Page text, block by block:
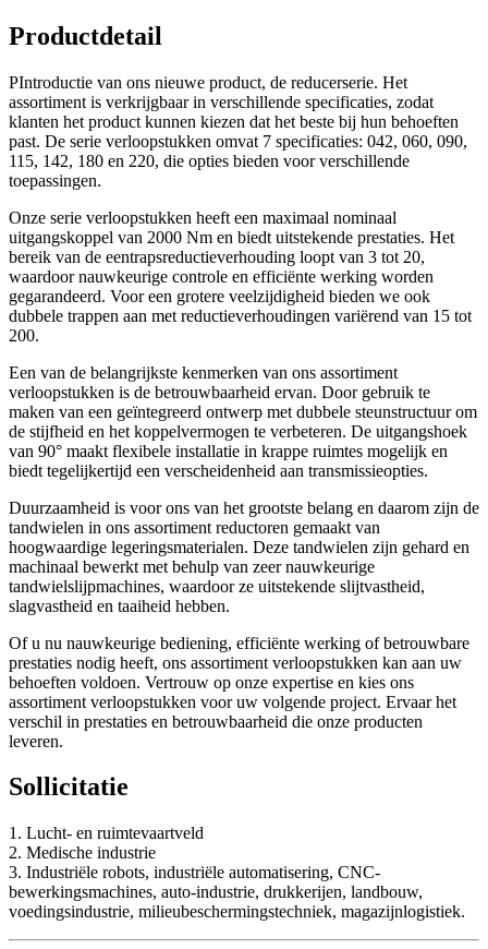
Productdetail
PIntroductie van ons nieuwe product, de reducerserie. Het
assortiment is verkrijgbaar in verschillende specificaties, zodat
klanten het product kunnen kiezen dat het beste bij hun behoeften
past. De serie verloopstukken omvat 7 specificaties: 042, 060, 090,
115, 142, 180 en 220, die opties bieden voor verschillende
toepassingen.
Onze serie verloopstukken heeft een maximaal nominaal
uitgangskoppel van 2000 Nm en biedt uitstekende prestaties. Het
bereik van de eentrapsreductieverhouding loopt van 3 tot 20,
waardoor nauwkeurige controle en efficiënte werking worden
gegarandeerd. Voor een grotere veelzijdigheid bieden we ook
dubbele trappen aan met reductieverhoudingen variërend van 15 tot
200.
Een van de belangrijkste kenmerken van ons assortiment
verloopstukken is de betrouwbaarheid ervan. Door gebruik te
maken van een geïntegreerd ontwerp met dubbele steunstructuur om
de stijfheid en het koppelvermogen te verbeteren. De uitgangshoek
van 90° maakt flexibele installatie in krappe ruimtes mogelijk en
biedt tegelijkertijd een verscheidenheid aan transmissieopties.
Duurzaamheid is voor ons van het grootste belang en daarom zijn de
tandwielen in ons assortiment reductoren gemaakt van
hoogwaardige legeringsmaterialen. Deze tandwielen zijn gehard en
machinaal bewerkt met behulp van zeer nauwkeurige
tandwielslijpmachines, waardoor ze uitstekende slijtvastheid,
slagvastheid en taaiheid hebben.
Of u nu nauwkeurige bediening, efficiënte werking of betrouwbare
prestaties nodig heeft, ons assortiment verloopstukken kan aan uw
behoeften voldoen. Vertrouw op onze expertise en kies ons
assortiment verloopstukken voor uw volgende project. Ervaar het
verschil in prestaties en betrouwbaarheid die onze producten
leveren.
Sollicitatie
1. Lucht- en ruimtevaartveld
2. Medische industrie
3. Industriële robots, industriële automatisering, CNC-
bewerkingsmachines, auto-industrie, drukkerijen, landbouw,
voedingsindustrie, milieubeschermingstechniek, magazijnlogistiek.